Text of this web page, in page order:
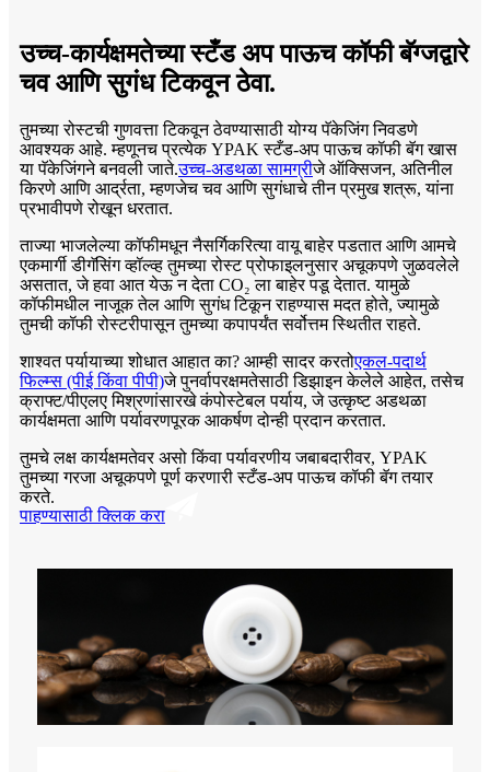
उच्च-कार्यक्षमतेच्या स्टँड अप पाऊच कॉफी बॅग्जद्वारे
चव आणि सुगंध टिकवून ठेवा.
तुमच्या रोस्टची गुणवत्ता टिकवून ठेवण्यासाठी योग्य पॅकेजिंग निवडणे
आवश्यक आहे. म्हणूनच प्रत्येक YPAK स्टँड-अप पाऊच कॉफी बॅग खास
या पॅकेजिंगने बनवली जाते.उच्च-अडथळा सामग्रीजे ऑक्सिजन, अतिनील
किरणे आणि आर्द्रता, म्हणजेच चव आणि सुगंधाचे तीन प्रमुख शत्रू, यांना
प्रभावीपणे रोखून धरतात.
ताज्या भाजलेल्या कॉफीमधून नैसर्गिकरित्या वायू बाहेर पडतात आणि आमचे
एकमार्गी डीगॅसिंग व्हॉल्व्ह तुमच्या रोस्ट प्रोफाइलनुसार अचूकपणे जुळवलेले
असतात, जे हवा आत येऊ न देता CO₂ ला बाहेर पडू देतात. यामुळे
कॉफीमधील नाजूक तेल आणि सुगंध टिकून राहण्यास मदत होते, ज्यामुळे
तुमची कॉफी रोस्टरीपासून तुमच्या कपापर्यंत सर्वोत्तम स्थितीत राहते.
शाश्वत पर्यायाच्या शोधात आहात का? आम्ही सादर करतोएकल-पदार्थ
फिल्म्स (पीई किंवा पीपी)जे पुनर्वापरक्षमतेसाठी डिझाइन केलेले आहेत, तसेच
क्राफ्ट/पीएलए मिश्रणांसारखे कंपोस्टेबल पर्याय, जे उत्कृष्ट अडथळा
कार्यक्षमता आणि पर्यावरणपूरक आकर्षण दोन्ही प्रदान करतात.
तुमचे लक्ष कार्यक्षमतेवर असो किंवा पर्यावरणीय जबाबदारीवर, YPAK
तुमच्या गरजा अचूकपणे पूर्ण करणारी स्टँड-अप पाऊच कॉफी बॅग तयार
करते.
पाहण्यासाठी क्लिक करा